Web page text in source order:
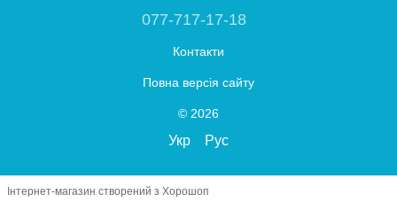
077-717-17-18
Контакти
Повна версія сайту
© 2026
Укр Рус
Інтернет-магазин створений з Хорошоп